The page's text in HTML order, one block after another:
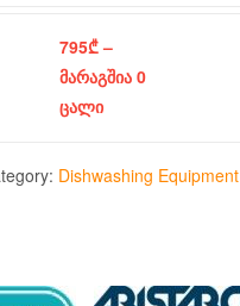
795₾–
მარაგშია 0
ცალი
Dishwashing Equipment